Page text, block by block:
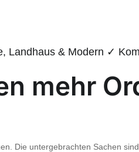
Landhaus & Modern ✓
mehr
Die untergebrachten Sachen